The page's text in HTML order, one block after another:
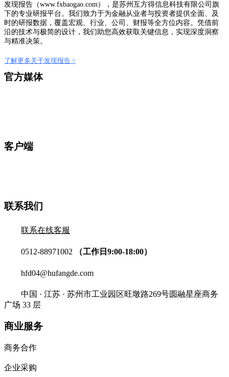
发现报告（www.fxbaogao.com），是苏州互方得信息科技有限公司旗
下的专业研报平台。我们致力于为金融从业者与投资者提供全面、及
时的研报数据，覆盖宏观、行业、公司、财报等全方位内容。凭借前
沿的技术与极简的设计，我们助您高效获取关键信息，实现深度洞察
与精准决策。
了解更多关于发现报告 >
官方媒体
客户端
联系我们
联系在线客服
0512-88971002 （工作日9:00-18:00）
hfd04@hufangde.com
中国 · 江苏 · 苏州市工业园区旺墩路269号圆融星座商务
广场 33 层
商业服务
商务合作
企业采购